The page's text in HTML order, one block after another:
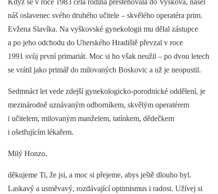
náš oslavenec svého druhého učitele –⁠ skvělého operatéra prim.
Evžena Slavíka. Na vyškovské gynekologii mu dělal zástupce
a po jeho odchodu do Uherského Hradiště převzal v roce
1991 svůj první primariát. Moc si ho však neužil –⁠ po dvou letech
se vrátil jako primář do milovaných Boskovic a už je neopustil.
Sedmnáct let vede zdejší gynekologicko-porodnické oddělení, je
mezinárodně uznávaným odborníkem, skvělým operatérem
i učitelem, milovaným manželem, tatínkem, dědečkem
i ošetřujícím lékařem.
Milý Honzo,
děkujeme Ti, že jsi, a moc si přejeme, abys ještě dlouho byl.
Laskavý a usměvavý, rozdávající optimismus i radost. Užívej si